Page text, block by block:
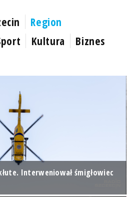
Region
Kultura
Biznes
Interweniował śmigłowiec